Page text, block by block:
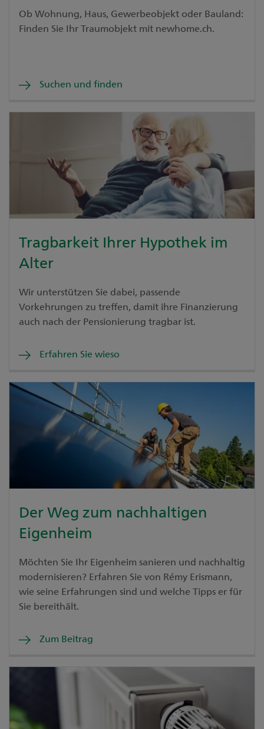
Ob Wohnung, Haus, Gewerbeobjekt oder Bauland:
Finden Sie Ihr Traumobjekt mit newhome.ch.
Suchen und finden
Tragbarkeit Ihrer Hypothek im
Alter
Wir unterstützen Sie dabei, passende
Vorkehrungen zu treffen, damit ihre Finanzierung
auch nach der Pensionierung tragbar ist.
Erfahren Sie wieso
Der Weg zum nachhaltigen
Eigenheim
Möchten Sie Ihr Eigenheim sanieren und nachhaltig
modernisieren? Erfahren Sie von Rémy Erismann,
wie seine Erfahrungen sind und welche Tipps er für
Sie bereithält.
Zum Beitrag